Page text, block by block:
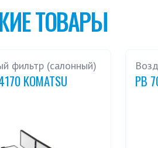
ТОВАРЫ
фильтр (салонный)
KOMATSU PB